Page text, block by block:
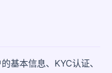
基本信息、KYC认证、